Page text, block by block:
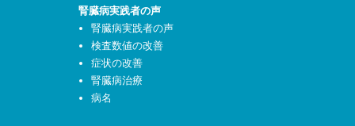
腎臓病実践者の声
腎臓病実践者の声
検査数値の改善
症状の改善
腎臓病治療
病名